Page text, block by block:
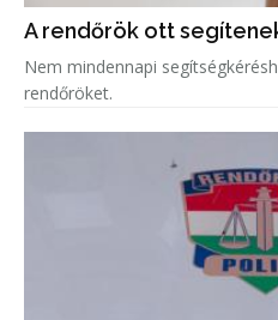
A rendőrök ott
Nem mindennapi
rendőröket.